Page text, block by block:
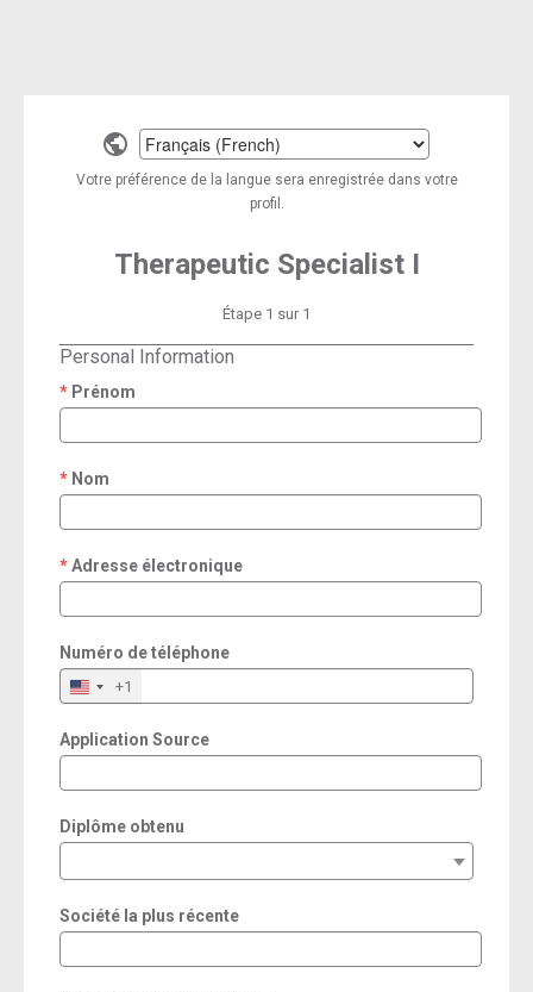
Select
a
language
Votre préférence de la langue sera enregistrée dans votre
profil.
Therapeutic Specialist I
Étape 1 sur 1
Personal Information
Prénom
required
Nom
required
Adresse électronique
required
Numéro de téléphone
+1
Application Source
Diplôme obtenu
Société la plus récente